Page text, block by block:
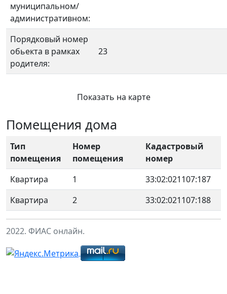
муниципальном/
административном:
Порядковый номер
обьекта в рамках
родителя:
23
Показать на карте
Помещения дома
Тип
помещения
Номер
помещения
Кадастровый
номер
Квартира
1
33:02:021107:187
Квартира
2 33:02:021107:188
2022. ФИАС онлайн.